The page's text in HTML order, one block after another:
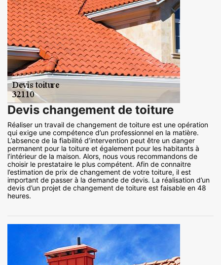
Devis changement de toiture
Réaliser un travail de changement de toiture est une opération
qui exige une compétence d’un professionnel en la matière.
L’absence de la fiabilité d’intervention peut être un danger
permanent pour la toiture et également pour les habitants à
l’intérieur de la maison. Alors, nous vous recommandons de
choisir le prestataire le plus compétent. Afin de connaitre
l’estimation de prix de changement de votre toiture, il est
important de passer à la demande de devis. La réalisation d’un
devis d’un projet de changement de toiture est faisable en 48
heures.